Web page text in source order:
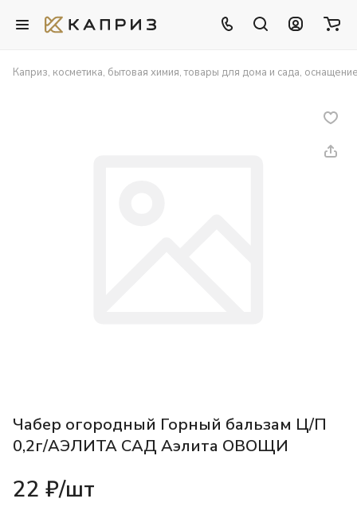
Каприз, косметика, бытовая химия, товары для дома и сада,
Чабер огородный Горный бальзам Ц/П
0,2г/АЭЛИТА САД Аэлита ОВОЩИ
22 ₽/шт